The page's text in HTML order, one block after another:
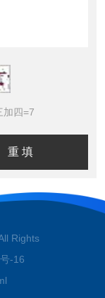
加四=7
Rights
-16